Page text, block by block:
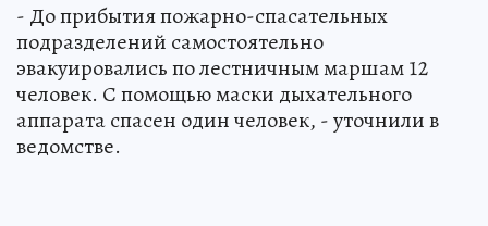
- До прибытия пожарно-спасательных
подразделений самостоятельно
эвакуировались по лестничным маршам 12
человек. С помощью маски дыхательного
аппарата спасен один человек, - уточнили в
ведомстве.